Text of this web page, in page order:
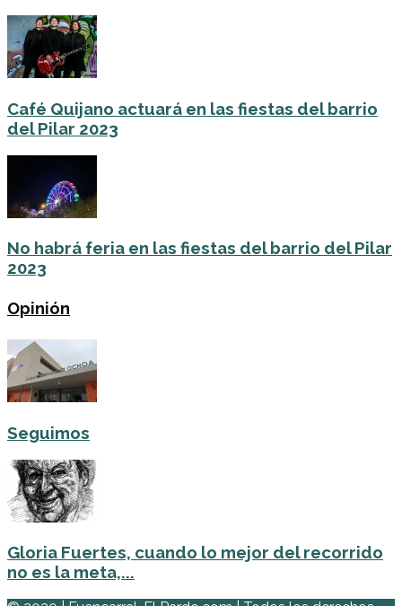
Café Quijano actuará en las fiestas del barrio
del Pilar 2023
No habrá feria en las fiestas del barrio del Pilar
2023
Opinión
Seguimos
Gloria Fuertes, cuando lo mejor del recorrido
no es la meta,...